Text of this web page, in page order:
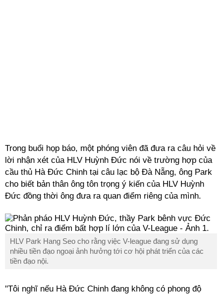
Trong buổi họp báo, một phóng viên đã đưa ra câu hỏi về
lời nhận xét của HLV Huỳnh Đức nói về trường hợp của
cầu thủ Hà Đức Chinh tại câu lạc bộ Đà Nẵng, ông Park
cho biết bản thân ông tôn trọng ý kiến của HLV Huỳnh
Đức đồng thời ông đưa ra quan điểm riêng của mình.
HLV Park Hang Seo cho rằng việc V-league đang sử dụng
nhiều tiền đạo ngoại ảnh hưởng tới cơ hội phát triển của các
tiền đạo nội.
"Tôi nghĩ nếu Hà Đức Chinh đang không có phong độ